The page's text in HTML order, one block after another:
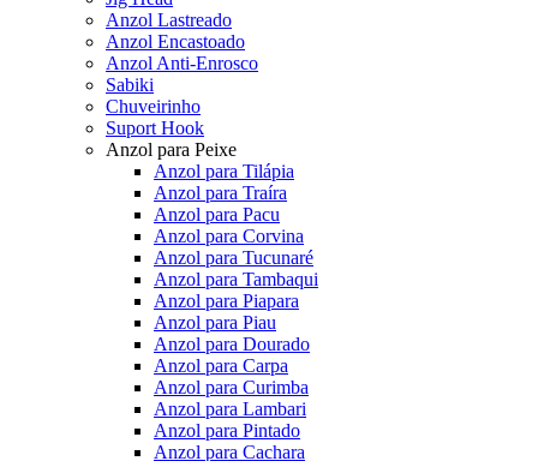
Anzol Lastreado
Anzol Encastoado
Anzol Anti-Enrosco
Sabiki
Chuveirinho
Suport Hook
Anzol para Peixe
Anzol para Tilápia
Anzol para Traíra
Anzol para Pacu
Anzol para Corvina
Anzol para Tucunaré
Anzol para Tambaqui
Anzol para Piapara
Anzol para Piau
Anzol para Dourado
Anzol para Carpa
Anzol para Curimba
Anzol para Lambari
Anzol para Pintado
Anzol para Cachara